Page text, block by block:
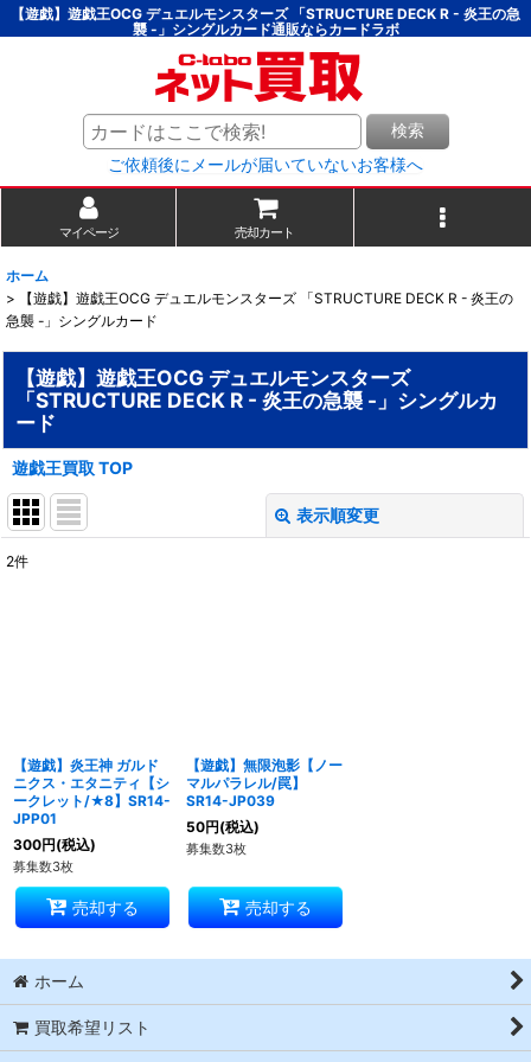
【遊戯】遊戯王OCG デュエルモンスターズ 「STRUCTURE DECK R - 炎王の急
襲 -」シングルカード通販ならカードラボ
検索
ご依頼後にメールが届いていないお客様へ
マイページ 売却カート
ホーム
>
【遊戯】遊戯王OCG デュエルモンスターズ 「STRUCTURE DECK R - 炎王の
急襲 -」シングルカード
【遊戯】遊戯王OCG デュエルモンスターズ
「STRUCTURE DECK R - 炎王の急襲 -」シングルカ
ード
遊戯王買取 TOP
表示順変更
2件
【遊戯】炎王神 ガルド
ニクス・エタニティ【シ
ークレット/★8】SR14-
JPP01
300円(税込)
募集数3枚
売却する
【遊戯】無限泡影【ノー
マルパラレル/罠】
SR14-JP039
50円(税込)
募集数3枚
売却する
ホーム
買取希望リスト